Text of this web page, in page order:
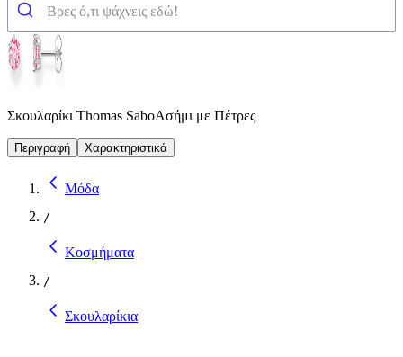
Σκουλαρίκι Thomas SaboΑσήμι με Πέτρες
Περιγραφή Χαρακτηριστικά
Μόδα
/
Κοσμήματα
/
Σκουλαρίκια